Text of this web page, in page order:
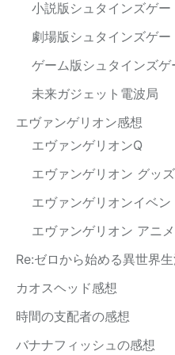
小説版シュタインズゲー
劇場版シュタインズゲー
ゲーム版シュタインズゲ
未来ガジェット電波局
エヴァンゲリオン感想
エヴァンゲリオンQ
エヴァンゲリオン グッズ
エヴァンゲリオンイベン
エヴァンゲリオン アニ
Re:ゼロから始める異世界
カオスヘッド感想
時間の支配者の感想
バナナフィッシュの感想